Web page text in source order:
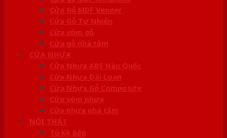
Cửa Gỗ MDF Veneer
Cửa Gỗ Tự Nhiên
Cửa vòm gỗ
Cửa gỗ nhà tắm
CỬA NHỰA
Cửa Nhựa ABS Hàn Quốc
Cửa Nhựa Đài Loan
Cửa Nhựa Gỗ Composite
Cửa vòm nhựa
Cửa nhựa nhà tắm
NỘI THẤT
Tủ Kệ Bếp